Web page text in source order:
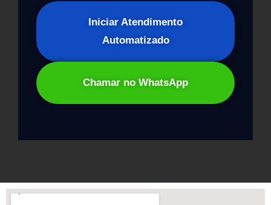
Iniciar Atendimento
Automatizado
Chamar no WhatsApp